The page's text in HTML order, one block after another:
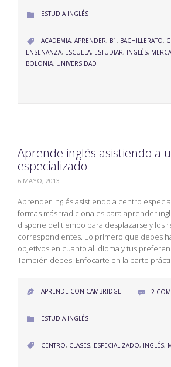
 CATEGORY
ESTUDIA INGLÉS
 CATEGORY
ACADEMIA, APRENDER, B1, BACHILLERATO,
ENSEÑANZA, ESCUELA, ESTUDIAR, INGLÉS,
BOLONIA, UNIVERSIDAD
Aprende inglés asistiendo a
especializado
6 MAYO, 2013
Aprender inglés asistiendo a centro
formas más tradicionales para aprender
dispone del tiempo para desplazarse y los
correspondientes. Lo primero que debes
objetivos en cuanto al idioma y tus
También debes: Enfocarte en la parte
 APRENDE CON CAMBRIDGE  2
 CATEGORY
ESTUDIA INGLÉS
 CATEGORY
CENTRO, CLASES, ESPECIALIZADO, INGLÉS,